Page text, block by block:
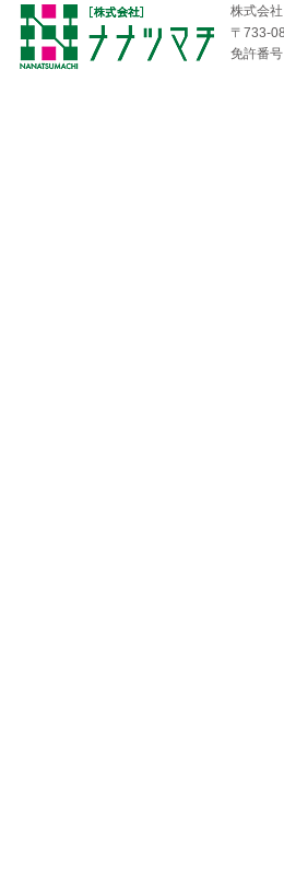
■2018年08月04日
井口台パークスクエアＡ棟
株式会
〒733-
免許番